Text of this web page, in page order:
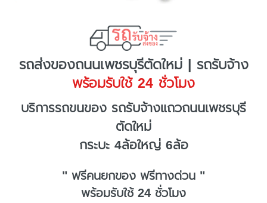
รถส่งของถนนเพชรบุรีตัดใหม่ | รถรับจ้าง
พร้อมรับใช้ 24 ชั่วโมง
บริการรถขนของ รถรับจ้างแถวถนนเพชรบุรี
ตัดใหม่
กระบะ 4ล้อใหญ่ 6ล้อ
" ฟรีคนยกของ ฟรีทางด่วน "
พร้อมรับใช้ 24 ชั่วโมง